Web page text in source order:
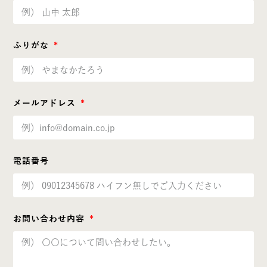
ふりがな
メールアドレス
電話番号
お問い合わせ内容